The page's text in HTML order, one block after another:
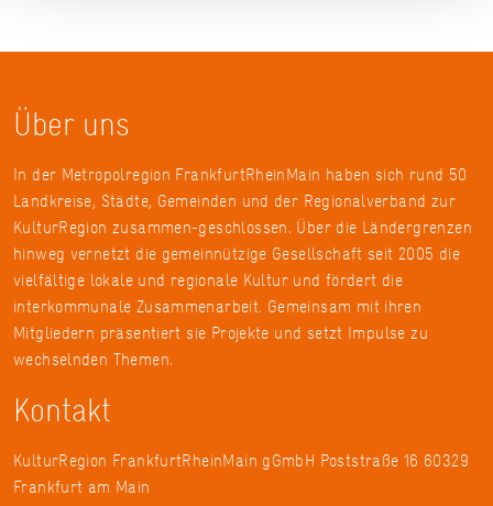
Über uns
In der Metropolregion FrankfurtRheinMain haben sich rund 50
Landkreise, Städte, Gemeinden und der Regionalverband zur
KulturRegion zusammen-geschlossen. Über die Ländergrenzen
hinweg vernetzt die gemeinnützige Gesellschaft seit 2005 die
vielfältige lokale und regionale Kultur und fördert die
interkommunale Zusammenarbeit. Gemeinsam mit ihren
Mitgliedern präsentiert sie Projekte und setzt Impulse zu
wechselnden Themen.
Kontakt
KulturRegion FrankfurtRheinMain gGmbH Poststraße 16 60329
Frankfurt am Main